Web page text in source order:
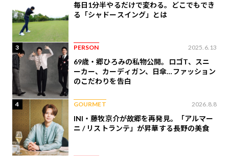
毎日1分半やるだけで変わる。どこでもでき
る「シャドースイング」とは
3 PERSON 2025.6.13
69歳・郷ひろみの私物公開。ロゴT、スニ
ーカー、カーディガン、日傘…ファッション
のこだわりを告白
4 GOURMET 2026.8.8
INI・藤牧京介が故郷を再発見。「アルマー
ニ / リストランテ」が昇華する長野の美食